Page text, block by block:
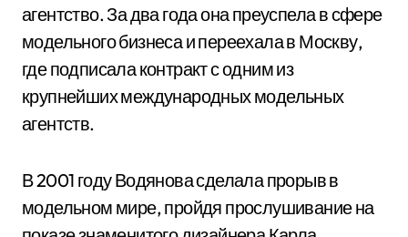
агентство. За два года она преуспела в сфере
модельного бизнеса и переехала в Москву,
где подписала контракт с одним из
крупнейших международных модельных
агентств.
В 2001 году Водянова сделала прорыв в
модельном мире, пройдя прослушивание на